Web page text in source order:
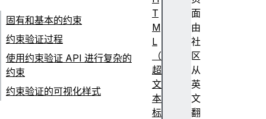
面
由
社
区
从
英
文
翻
固有和基本的约束
约束验证过程
使用约束验证 API 进行复杂的
约束
约束验证的可视化样式
T
M
L
（
超
文
本
标